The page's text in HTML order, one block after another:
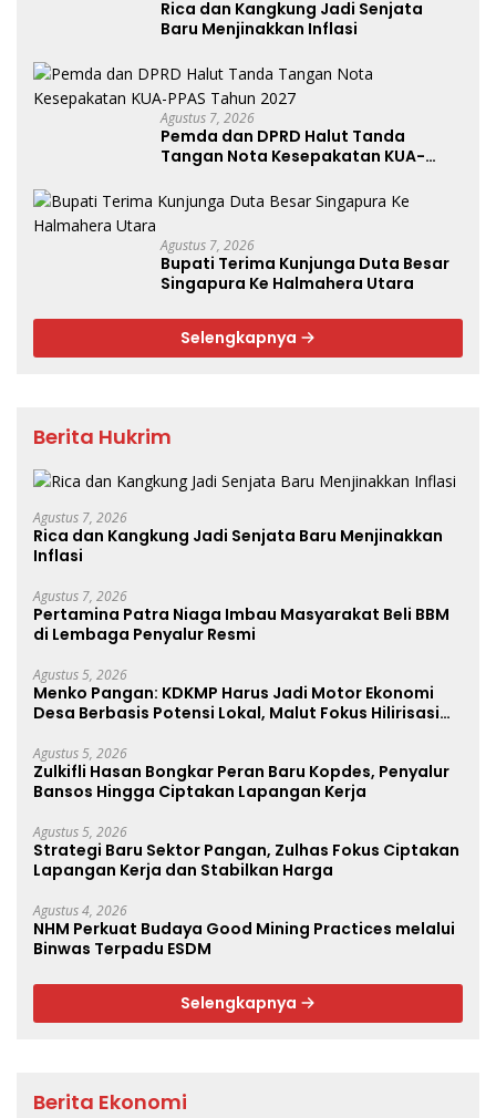
Rica dan Kangkung Jadi Senjata
Baru Menjinakkan Inflasi
Agustus 7, 2026
Pemda dan DPRD Halut Tanda
Tangan Nota Kesepakatan KUA-
Agustus 7, 2026
Bupati Terima Kunjunga Duta Besar
Singapura Ke Halmahera Utara
Selengkapnya
Berita Hukrim
Agustus 7, 2026
Rica dan Kangkung Jadi Senjata Baru Menjinakkan
Inflasi
Agustus 7, 2026
Pertamina Patra Niaga Imbau Masyarakat Beli BBM
di Lembaga Penyalur Resmi
Agustus 5, 2026
Menko Pangan: KDKMP Harus Jadi Motor Ekonomi
Desa Berbasis Potensi Lokal, Malut Fokus Hilirisasi
Agustus 5, 2026
Zulkifli Hasan Bongkar Peran Baru Kopdes, Penyalur
Bansos Hingga Ciptakan Lapangan Kerja
Agustus 5, 2026
Strategi Baru Sektor Pangan, Zulhas Fokus Ciptakan
Lapangan Kerja dan Stabilkan Harga
Agustus 4, 2026
NHM Perkuat Budaya Good Mining Practices melalui
Binwas Terpadu ESDM
Selengkapnya
Berita Ekonomi